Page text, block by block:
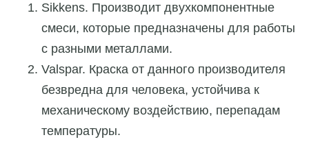
Sikkens. Производит двухкомпонентные
смеси, которые предназначены для работы
с разными металлами.
Valspar. Краска от данного производителя
безвредна для человека, устойчива к
механическому воздействию, перепадам
температуры.